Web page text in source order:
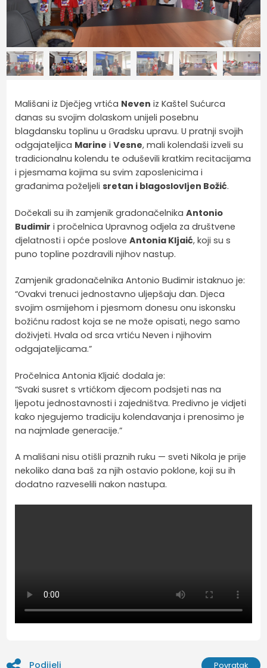
Mališani iz Dječjeg vrtića Neven iz Kaštel Sućurca
danas su svojim dolaskom unijeli posebnu
blagdansku toplinu u Gradsku upravu. U pratnji svojih
odgajateljica Marine iVesne, mali kolendaši izveli su
tradicionalnu kolendu te oduševili kratkim recitacijama
i pjesmama kojima su svim zaposlenicima i
građanima poželjelisretan i blagoslovljen Božić.
Dočekali su ih zamjenik gradonačelnikaAntonio
Budimir i pročelnica Upravnog odjela za društvene
djelatnosti i opće posloveAntonia Kljaić, koji su s
puno topline pozdravili njihov nastup.
Zamjenik gradonačelnika Antonio Budimir istaknuo je:
“Ovakvi trenuci jednostavno uljepšaju dan. Djeca
svojim osmijehom i pjesmom donesu onu iskonsku
božićnu radost koja se ne može opisati, nego samo
doživjeti. Hvala od srca vrtiću Neven i njihovim
odgajateljicama.”
Pročelnica Antonia Kljaić dodala je:
“Svaki susret s vrtićkom djecom podsjeti nas na
ljepotu jednostavnosti i zajedništva. Predivno je vidjeti
kako njegujemo tradiciju kolendavanja i prenosimo je
na najmlađe generacije.”
A mališani nisu otišli praznih ruku — sveti Nikola je prije
nekoliko dana baš za njih ostavio poklone, koji su ih
dodatno razveselili nakon nastupa.
Podijeli Povratak